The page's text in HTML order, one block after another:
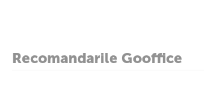
Recomandarile Gooffice